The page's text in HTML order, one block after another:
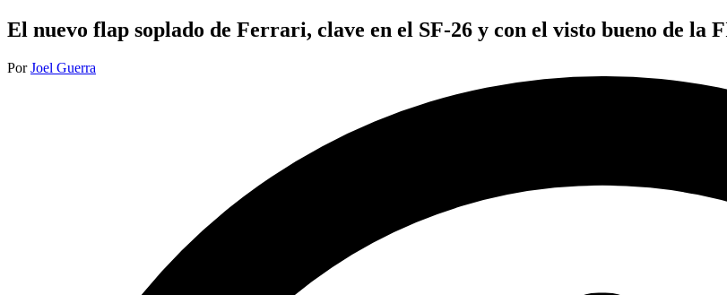
El nuevo flap soplado de Ferrari, clave en el SF-26 y con el visto bueno de la
Publicado
PorJoel Guerra